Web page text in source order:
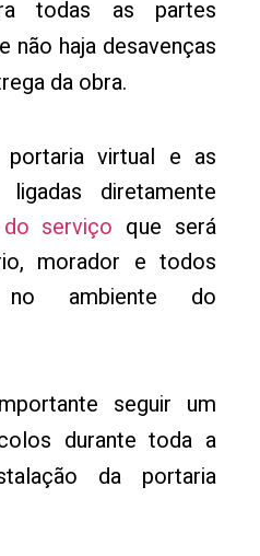
todas as partes
não haja desavenças
da obra.
virtual e as
diretamente
serviço que será
morador e todos
ambiente do
seguir um
durante toda a
da portaria